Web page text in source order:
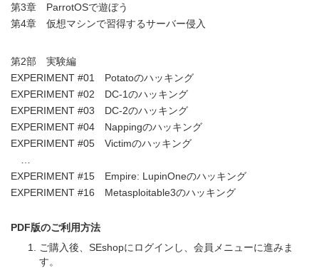
第3章 ParrotOSで遊ぼう
第4章 仮想マシンで習得するサーバー侵入
第2部 実験編
EXPERIMENT #01 Potatoのハッキング
EXPERIMENT #02 DC-1のハッキング
EXPERIMENT #03 DC-2のハッキング
EXPERIMENT #04 Nappingのハッキング
EXPERIMENT #05 Victimのハッキング
EXPERIMENT #15 Empire: LupinOneのハッキング
EXPERIMENT #16 Metasploitable3のハッキング
PDF版のご利用方法
ご購入後、SEshopにログインし、会員メニューに進みま
す。